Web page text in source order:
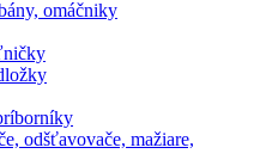
omáčniky
odšťavovače, mažiare,